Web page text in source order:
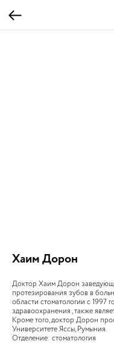
Хаим Дорон
Доктор Хаим Дорон
протезирования зубов в
области стоматологии с 1997
здравоохранения , также
Кроме того, доктор Дорон
Университете Яссы, Румыния.
Отделение: стоматология